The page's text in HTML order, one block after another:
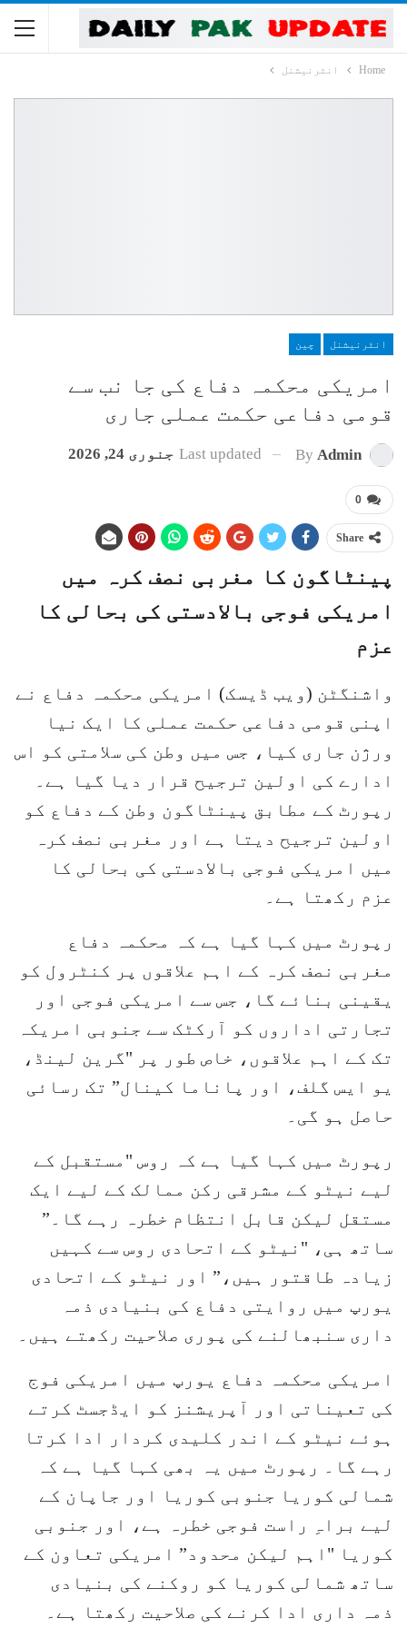
Home انٹرنیشنل
انٹرنیشنل چین
امریکی محکمہ دفاع کی جا نب سے
قومی دفاعی حکمت عملی جاری
By Admin
Last updated جنوری 24, 2026
0
Share
پینٹاگون کا مغربی نصف کرہ میں
امریکی فوجی بالادستی کی بحالی کا
عزم
واشنگٹن (ویب ڈیسک) امریکی محکمہ دفاع نے
اپنی قومی دفاعی حکمت عملی کا ایک نیا
ورژن جاری کیا، جس میں وطن کی سلامتی کو اس
ادارے کی اولین ترجیح قرار دیا گیا ہے۔
رپورٹ کے مطابق پینٹاگون وطن کے دفاع کو
اولین ترجیح دیتا ہے اور مغربی نصف کرہ
میں امریکی فوجی بالادستی کی بحالی کا
عزم رکھتا ہے۔
رپورٹ میں کہا گیا ہے کہ محکمہ دفاع
مغربی نصف کرہ کے اہم علاقوں پر کنٹرول کو
یقینی بنائے گا، جس سے امریکی فوجی اور
تجارتی اداروں کو آرکٹک سے جنوبی امریکہ
تک کے اہم علاقوں، خاص طور پر "گرین لینڈ،
یو ایس گلف، اور پاناما کینال” تک رسائی
حاصل ہو گی۔
رپورٹ میں کہا گیا ہے کہ روس "مستقبل کے
لیے نیٹو کے مشرقی رکن ممالک کے لیے ایک
مستقل لیکن قابل انتظام خطرہ رہے گا۔”
ساتھ ہی، "نیٹو کے اتحادی روس سے کہیں
زیادہ طاقتور ہیں،” اور نیٹو کے اتحادی
یورپ میں روایتی دفاع کی بنیادی ذمہ
داری سنبھالنے کی پوری صلاحیت رکھتے ہیں۔
امریکی محکمہ دفاع یورپ میں امریکی فوج
کی تعیناتی اور آپریشنز کو ایڈجسٹ کرتے
ہوئے نیٹو کے اندر کلیدی کردار ادا کرتا
رہے گا۔ رپورٹ میں یہ بھی کہا گیا ہے کہ
شمالی کوریا جنوبی کوریا اور جاپان کے
لیے براہِ راست فوجی خطرہ ہے، اور جنوبی
کوریا "اہم لیکن محدود” امریکی تعاون کے
ساتھ شمالی کوریا کو روکنے کی بنیادی
ذمہ داری ادا کرنے کی صلاحیت رکھتا ہے۔